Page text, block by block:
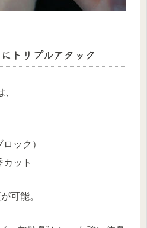
トリプルアタック
ック）
ット
可能。